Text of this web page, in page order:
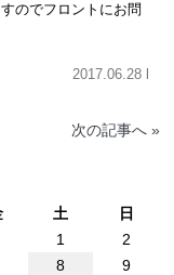
のでフロントにお問
2017.06.28 l
次の記事へ »
土
日
1
2
8
9